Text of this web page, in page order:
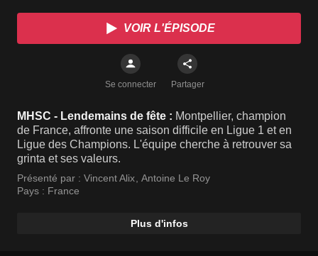
VOIR L'ÉPISODE
Se connecter Partager
MHSC - Lendemains de fête : Montpellier, champion
de France, affronte une saison difficile en Ligue 1 et en
Ligue des Champions. L'équipe cherche à retrouver sa
grinta et ses valeurs.
Présenté par : Vincent Alix Antoine Le Roy
Pays : France
Plus d'infos